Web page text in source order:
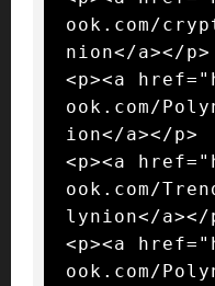
ook.com/
nion</a></p>
<p><a
ook.com/
ion</a></p>
<p><a
ook.com/
lynion</a></
<p><a
ook.com/